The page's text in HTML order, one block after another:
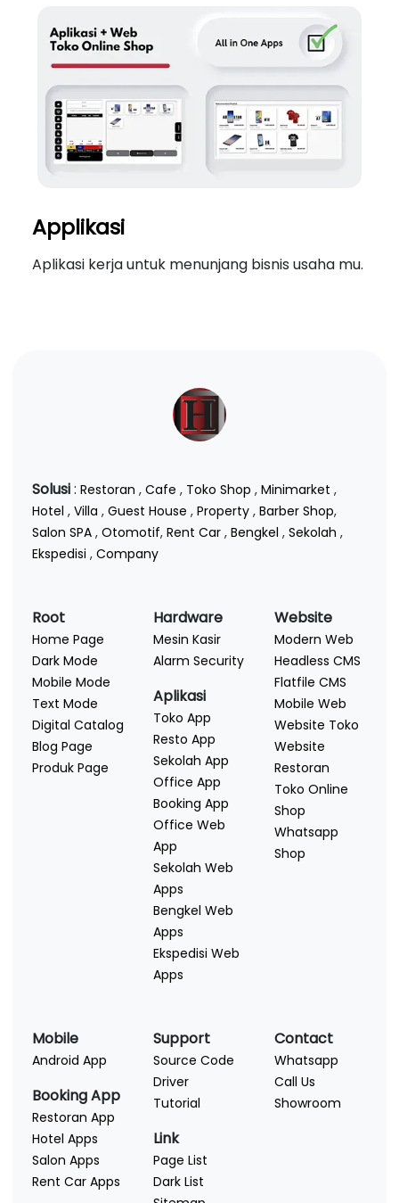
Applikasi
Aplikasi kerja untuk menunjang bisnis usaha mu.
Solusi: Restoran , Cafe , Toko Shop , Minimarket ,
Hotel , Villa , Guest House , Property , Barber Shop,
Salon SPA , Otomotif, Rent Car , Bengkel , Sekolah ,
Ekspedisi , Company
Root
Home Page
Dark Mode
Mobile Mode
Text Mode
Digital Catalog
Blog Page
Produk Page
Hardware
Mesin Kasir
Alarm Security
Aplikasi
Toko App
Resto App
Sekolah App
Office App
Booking App
Office Web
App
Sekolah Web
Apps
Bengkel Web
Apps
Ekspedisi Web
Apps
Website
Modern Web
Headless CMS
Flatfile CMS
Mobile Web
Website Toko
Website
Restoran
Toko Online
Shop
Whatsapp
Shop
Mobile
Android App
Booking App
Restoran App
Hotel Apps
Salon Apps
Rent Car Apps
Support
Source Code
Driver
Tutorial
Link
Page List
Dark List
Contact
Whatsapp
Call Us
Showroom